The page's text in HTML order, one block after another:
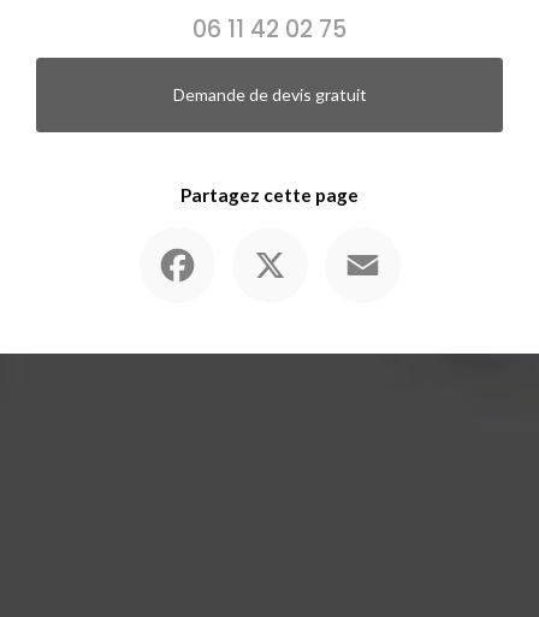
06 11 42 02 75
Demande de devis gratuit
Partagez cette page